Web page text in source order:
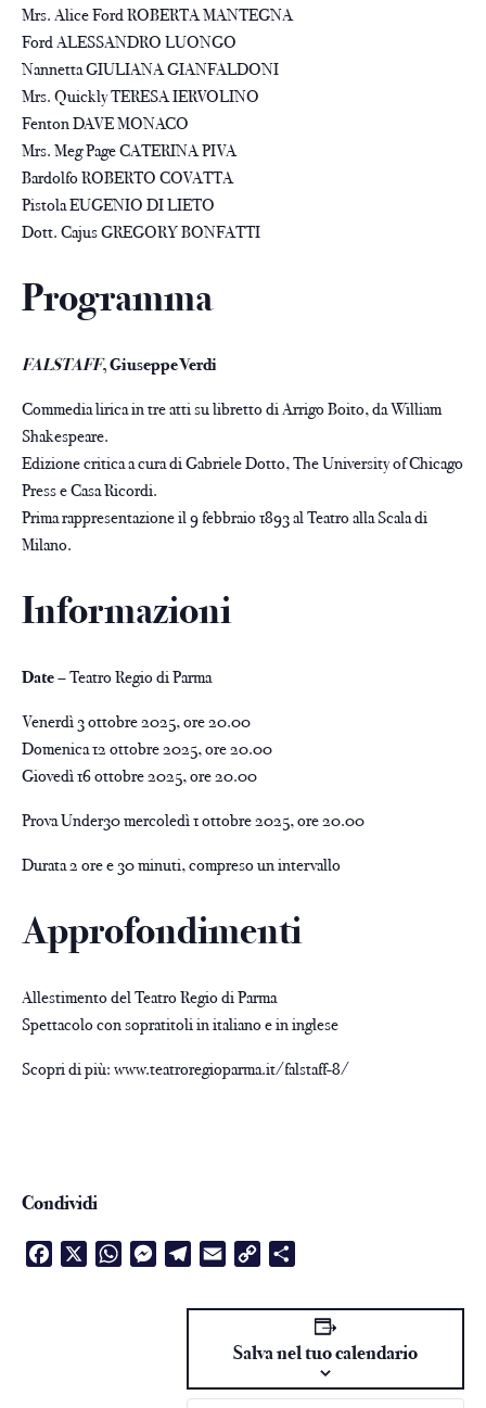
Mrs. Alice Ford ROBERTA MANTEGNA
Ford ALESSANDRO LUONGO
Nannetta GIULIANA GIANFALDONI
Mrs. Quickly TERESA IERVOLINO
Fenton DAVE MONACO
Mrs. Meg Page CATERINA PIVA
Bardolfo ROBERTO COVATTA
Pistola EUGENIO DI LIETO
Dott. Cajus GREGORY BONFATTI
Programma
FALSTAFF, Giuseppe Verdi
Commedia lirica in tre atti su libretto di Arrigo Boito, da William
Shakespeare.
Edizione critica a cura di Gabriele Dotto, The University of Chicago
Press e Casa Ricordi.
Prima rappresentazione il 9 febbraio 1893 al Teatro alla Scala di
Milano.
Informazioni
Date– Teatro Regio di Parma
Venerdì 3 ottobre 2025, ore 20.00
Domenica 12 ottobre 2025, ore 20.00
Giovedì 16 ottobre 2025, ore 20.00
Prova Under30 mercoledì 1 ottobre 2025, ore 20.00
Durata 2 ore e 30 minuti, compreso un intervallo
Approfondimenti
Allestimento del Teatro Regio di Parma
Spettacolo con sopratitoli in italiano e in inglese
Scopri di più: www.teatroregioparma.it/falstaff-8/
Condividi
Facebook WhatsAppMessenger
Telegram
Email
Copy
Salva nel tuo calendario